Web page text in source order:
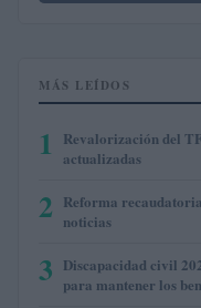
MÁS LEÍDOS
1
Revalorización del
actualizadas
2 Reforma
noticias
3 Discapacidad civil
para mantener los